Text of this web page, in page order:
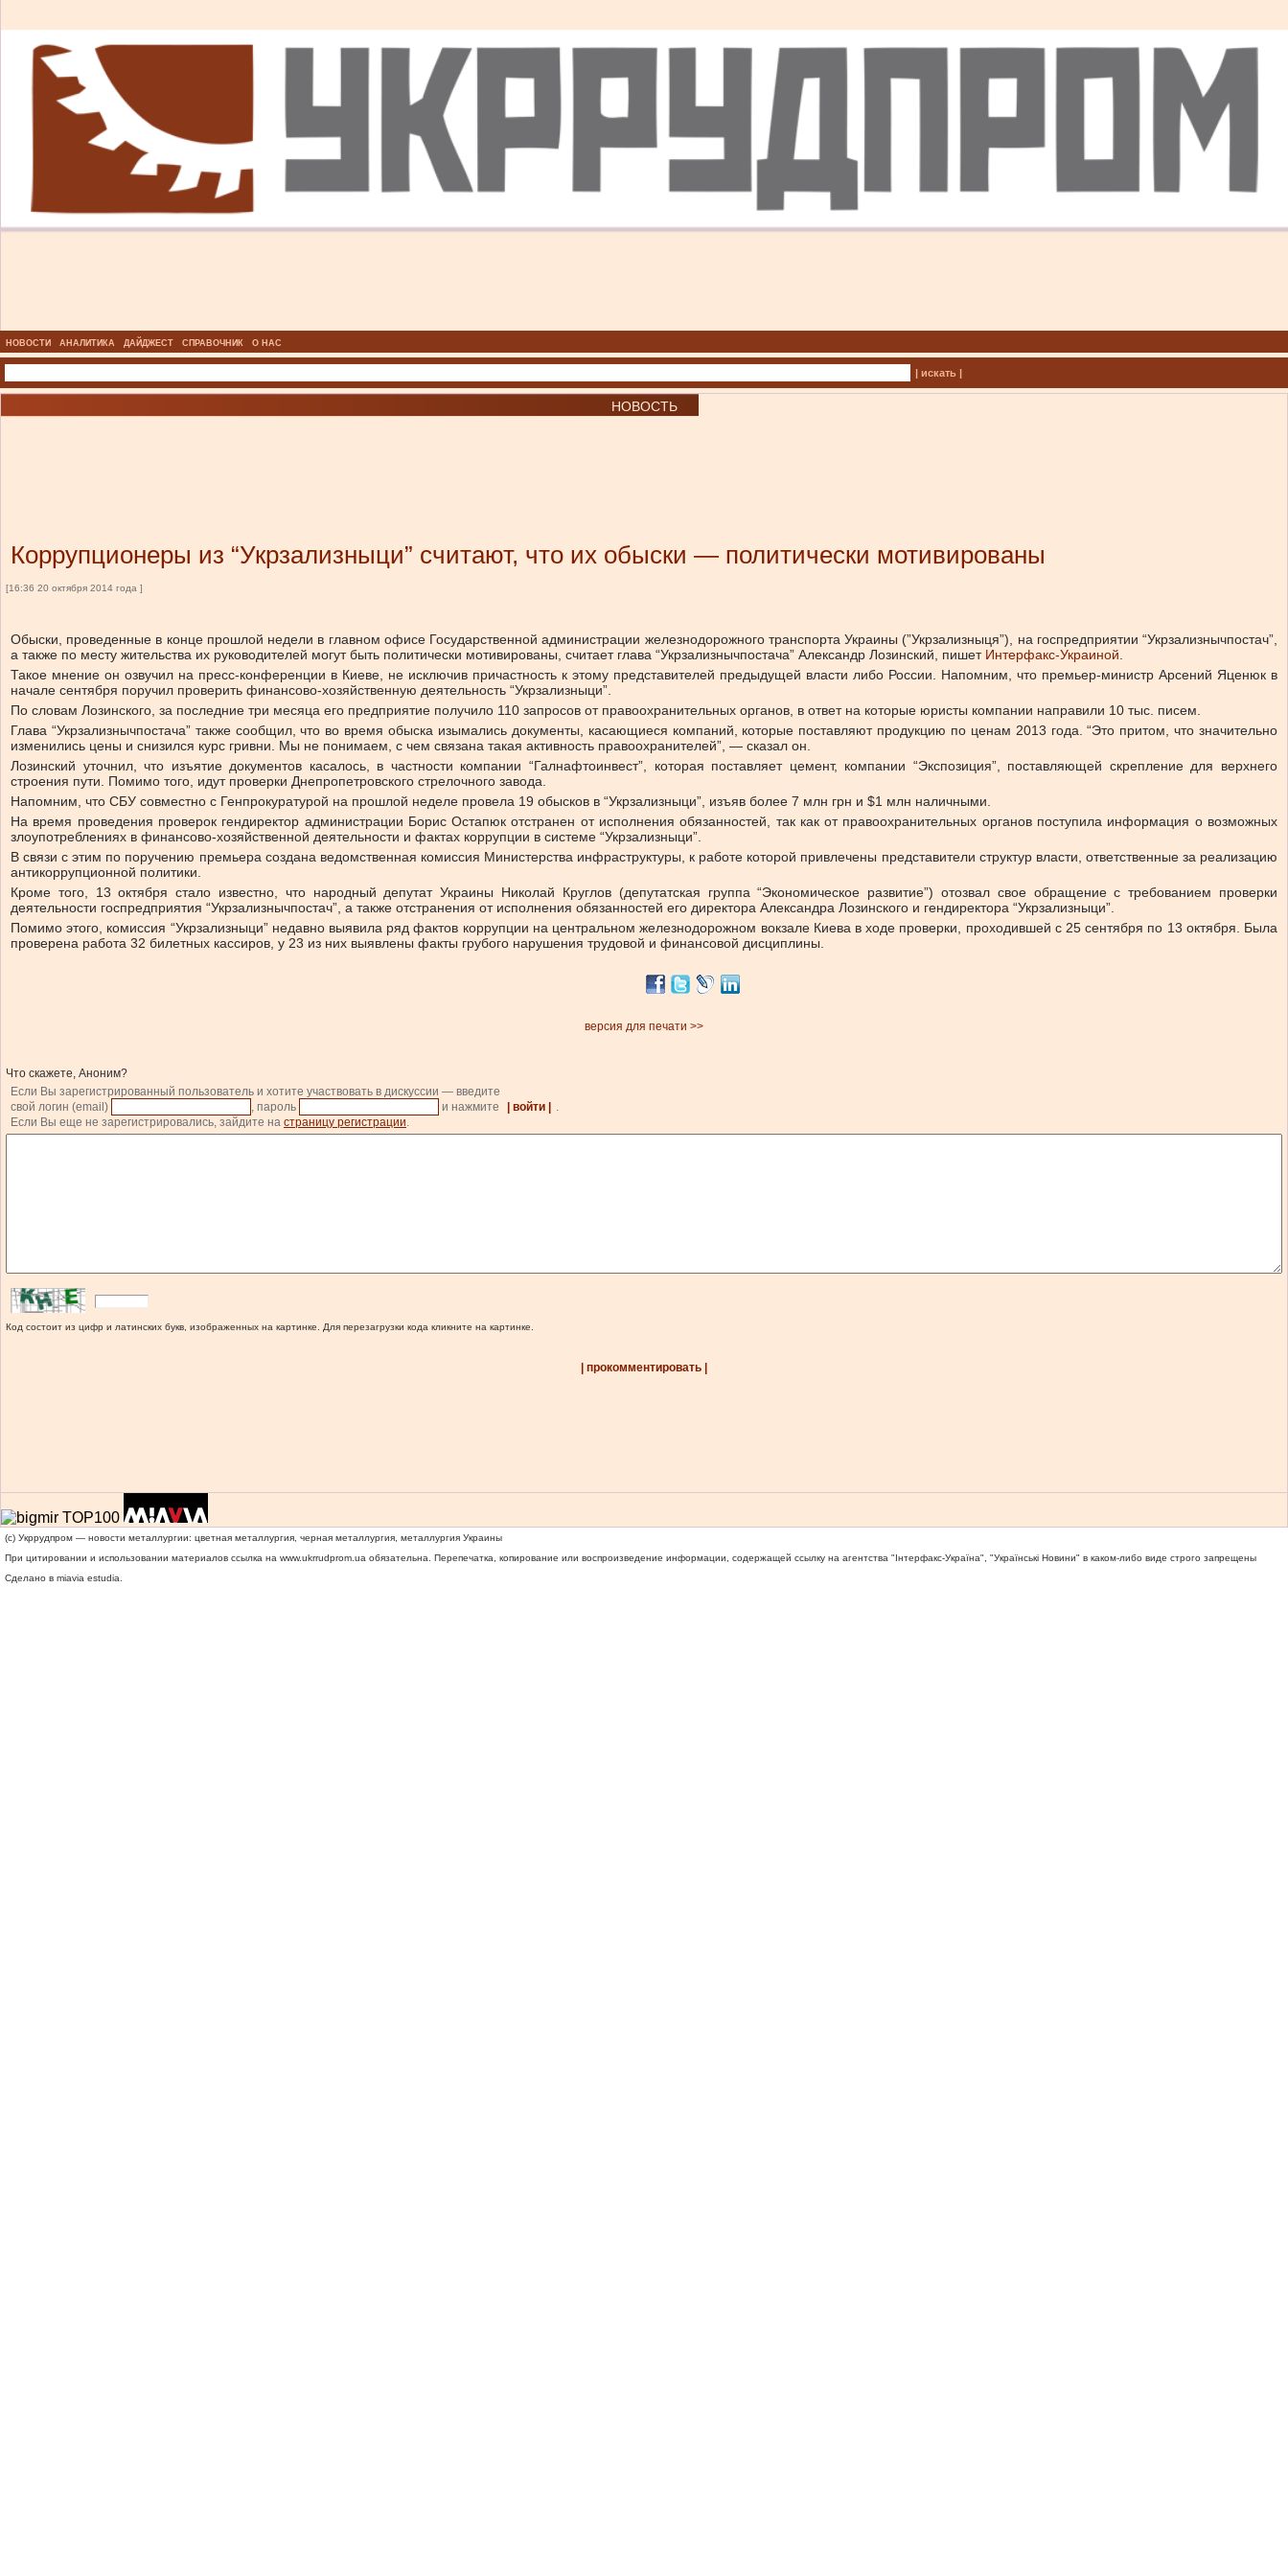
НОВОСТИ АНАЛИТИКА ДАЙДЖЕСТ СПРАВОЧНИК О НАС
| искать |
НОВОСТЬ
Коррупционеры из “Укрзализныци” считают, что их обыски — политически мотивированы
[16:36 20 октября 2014 года ]
Обыски, проведенные в конце прошлой недели в главном офисе Государственной администрации железнодорожного транспорта Украины (”Укрзализныця”), на госпредприятии “Укрзализнычпостач”,
а также по месту жительства их руководителей могут быть политически мотивированы, считает глава “Укрзализнычпостача” Александр Лозинский, пишет Интерфакс-Украиной
Такое мнение он озвучил на пресс-конференции в Киеве, не исключив причастность к этому представителей предыдущей власти либо России. Напомним, что премьер-министр Арсений Яценюк в
начале сентября поручил проверить финансово-хозяйственную деятельность “Укрзализныци”.
По словам Лозинского, за последние три месяца его предприятие получило 110 запросов от правоохранительных органов, в ответ на которые юристы компании направили 10 тыс. писем.
Глава “Укрзализнычпостача” также сообщил, что во время обыска изымались документы, касающиеся компаний, которые поставляют продукцию по ценам 2013 года. “Это притом, что значительно
изменились цены и снизился курс гривни. Мы не понимаем, с чем связана такая активность правоохранителей”, — сказал он.
Лозинский уточнил, что изъятие документов касалось, в частности компании “Галнафтоинвест”, которая поставляет цемент, компании “Экспозиция”, поставляющей скрепление для верхнего
строения пути. Помимо того, идут проверки Днепропетровского стрелочного завода.
Напомним, что СБУ совместно с Генпрокуратурой на прошлой неделе провела 19 обысков в “Укрзализныци”, изъяв более 7 млн грн и $1 млн наличными.
На время проведения проверок гендиректор администрации Борис Остапюк отстранен от исполнения обязанностей, так как от правоохранительных органов поступила информация о возможных
злоупотреблениях в финансово-хозяйственной деятельности и фактах коррупции в системе “Укрзализныци”.
В связи с этим по поручению премьера создана ведомственная комиссия Министерства инфраструктуры, к работе которой привлечены представители структур власти, ответственные за реализацию
антикоррупционной политики.
Кроме того, 13 октября стало известно, что народный депутат Украины Николай Круглов (депутатская группа “Экономическое развитие”) отозвал свое обращение с требованием проверки
деятельности госпредприятия “Укрзализнычпостач”, а также отстранения от исполнения обязанностей его директора Александра Лозинского и гендиректора “Укрзализныци”.
Помимо этого, комиссия “Укрзализныци” недавно выявила ряд фактов коррупции на центральном железнодорожном вокзале Киева в ходе проверки, проходившей с 25 сентября по 13 октября. Была
проверена работа 32 билетных кассиров, у 23 из них выявлены факты грубого нарушения трудовой и финансовой дисциплины.
версия для печати >>
Что скажете, Аноним?
Если Вы зарегистрированный пользователь и хотите участвовать в дискуссии — введите
свой логин (email)
, пароль и нажмите | войти |
.
Если Вы еще не зарегистрировались, зайдите на страницу регистрации.
Код состоит из цифр и латинских букв, изображенных на картинке. Для перезагрузки кода кликните на картинке.
| прокомментировать |
(c) Укррудпром — новости металлургии: цветная металлургия, черная металлургия, металлургия Украины
При цитировании и использовании материалов ссылка на www.ukrrudprom.ua обязательна. Перепечатка, копирование или воспроизведение информации, содержащей ссылку на агентства "Iнтерфакс-Україна", "Українськi Новини" в каком-либо виде строго запрещены
Сделано в miavia estudia.